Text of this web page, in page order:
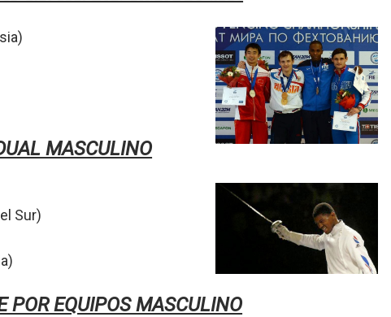
Softball League 2026 - Las Utah Talons son bicampeonas de la
slalom 2026 (Oklahoma City, Estados Unidos) - Miquel
2026 - Tadej Pogacar entra en el selecto grupo de
1 2026 - Lando Norris consigue en Hungría su primera
MASCULINO
Sur)
POR EQUIPOS MASCULINO